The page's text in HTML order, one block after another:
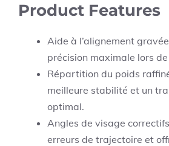
Product Features
Aide à l’alignement
précision maximale lors de
Répartition du poids
meilleure stabilité et un
optimal.
Angles de visage
erreurs de trajectoire et